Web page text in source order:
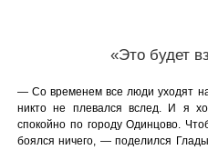
«Это будет
— Со временем все люди уходят
никто не плевался вслед. И я
спокойно по городу Одинцово.
боялся ничего, — поделился